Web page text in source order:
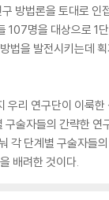
방법론을 토대로
들 107명을 대상으
법을 발전시키는데
우리 연구단이 이룩
술자들의 간략한
각 단계별 구술자들
배려한 것이다.